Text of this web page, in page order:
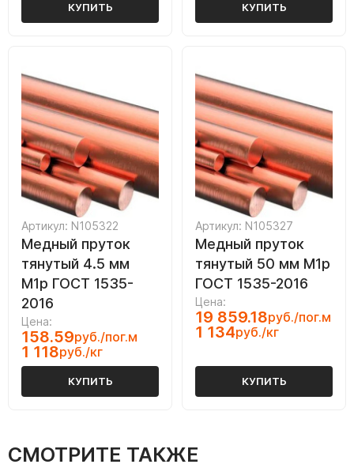
КУПИТЬ КУПИТЬ
Артикул: N105322
Медный пруток
тянутый 4.5 мм
М1р ГОСТ 1535-
2016
Цена:
158.59руб./пог.м
1 118руб./кг
КУПИТЬ
Артикул: N105327
Медный пруток
тянутый 50 мм М1р
ГОСТ 1535-2016
Цена:
19 859.18руб./пог.м
1 134руб./кг
КУПИТЬ
СМОТРИТЕ ТАКЖЕ